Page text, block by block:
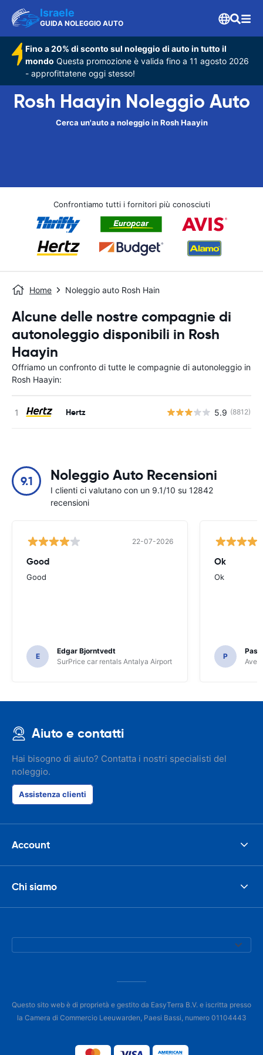
Israele
GUIDA NOLEGGIO AUTO
Fino a 20% di sconto sul noleggio di auto in tutto il
mondo Questa promozione è valida fino a 11 agosto 2026
- approfittatene oggi stesso!
Rosh Haayin Noleggio Auto
Cerca un'auto a noleggio in Rosh Haayin
Confrontiamo tutti i fornitori più conosciuti
Home Noleggio auto Rosh Hain
Alcune delle nostre compagnie di
autonoleggio disponibili in Rosh
Haayin
Offriamo un confronto di tutte le compagnie di autonoleggio in
Rosh Haayin:
Hertz 5.9 (8812)
9.1 Noleggio Auto Recensioni
I clienti ci valutano con un 9.1/10 su 12842
recensioni
22-07-2026
Good
Good
E
Edgar Bjorntvedt
SurPrice car rentals Antalya Airport
Ok
Ok
P
Avec
Aiuto e contatti
Hai bisogno di aiuto? Contatta i nostri specialisti del
noleggio.
Assistenza clienti
Account
Chi siamo
Questo sito web è di proprietà e gestito da EasyTerra B.V. e iscritta presso
la Camera di Commercio Leeuwarden, Paesi Bassi, numero 01104443